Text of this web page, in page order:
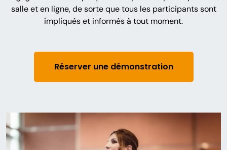
salle et en ligne, de sorte que tous les participants sont
impliqués et informés à tout moment.
Réserver une démonstration